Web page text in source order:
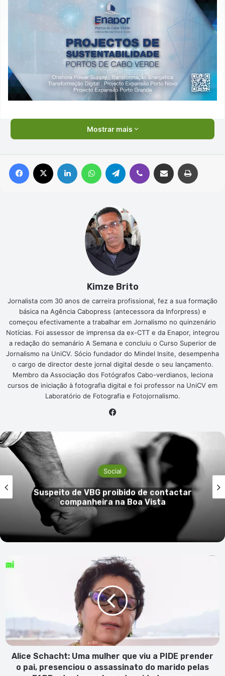
Mostrar mais
Facebook Linkedin WhatsAppTelegram Viber Compartilhar via e-mail
Kimze Brito
Jornalista com 30 anos de carreira profissional, fez a sua formação
básica na Agência Cabopress (antecessora da Inforpress) e
começou efectivamente a trabalhar em Jornalismo no quinzenário
Notícias. Foi assessor de imprensa da ex-CTT e da Enapor, integrou
a redação do semanário A Semana e concluiu o Curso Superior de
Jornalismo na UniCV. Sócio fundador do Mindel Insite, desempenha
o cargo de director deste jornal digital desde o seu lançamento.
Membro da Associação dos Fotógrafos Cabo-verdianos, leciona
cursos de iniciação à fotografia digital e foi professor na UniCV em
Laboratório de Fotografia e Fotojornalismo.
Social
Suspeito de VBG proibido de contactar
companheira na Boa Vista
Alice
Schacht:
PIDE
prender
Alice Schacht: Uma mulher que viu a PIDE prender
o pai, presenciou o assassinato do marido pelas